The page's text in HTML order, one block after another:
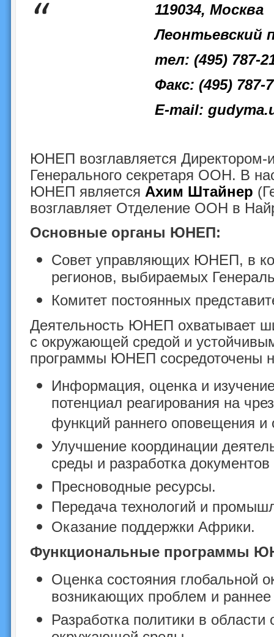
119034, Москва
Леонтьевский
тел: (495) 787-
Факс: (495) 787-
E-mail:
ЮНЕП возглавляется
Генерального секретаря ООН. В
ЮНЕП является Ахим Штайнер
возглавляет Отделение ООН в
Основные органы ЮНЕП:
Совет управляющих ЮНЕП, в
регионов, выбираемых
Комитет постоянных
Деятельность ЮНЕП охватывает
с окружающей средой и
программы ЮНЕП сосредоточены
Информация, оценка и
потенциал реагирования на
функций раннего оповещения и
Улучшение координации
среды и разработка
Пресноводные ресурсы.
Передача технологий и
Оказание поддержки Африки.
Функциональные программы
Оценка состояния глобальной
возникающих проблем и
Разработка политики в